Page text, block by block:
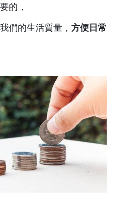
的，
們的生活質量， 方便日常